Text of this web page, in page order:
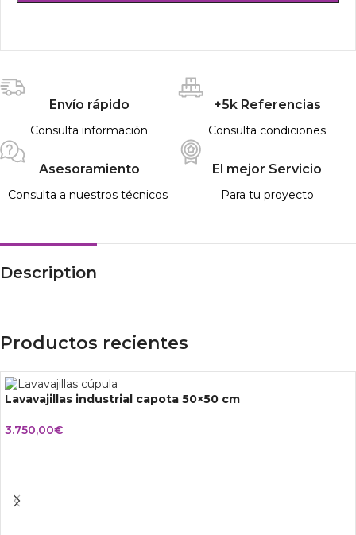
Envío rápido
Consulta información
+5k Referencias
Consulta condiciones
Asesoramiento
Consulta a nuestros técnicos
El mejor Servicio
Para tu proyecto
Description
Productos recientes
Lavavajillas industrial capota 50×50 cm
3.750,00€